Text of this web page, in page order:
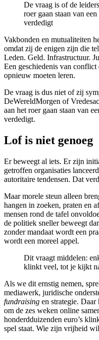
De vraag is of de
roer gaan staan van
verdedigt
Vakbonden en mutualiteiten
omdat zij de enigen zijn die
Leden. Geld. Infrastructuur.
Een geschiedenis van
opnieuw moeten leren.
De vraag is dus niet of zij
DeWereldMorgen of
aan het roer gaan staan van
verdedigt.
Lof is niet genoeg
Er beweegt al iets. Er zijn
getroffen organisaties
autoritaire tendensen. Dat
Maar morele steun alleen
hangen in zoeken, praten en
mensen rond de tafel
de politiek sneller beweegt
zonder mandaat wordt een
wordt een moreel appel.
Dit vraagt middelen:
klinkt veel, tot je kijkt
Als we dit ernstig nemen,
mediawerk, juridische
fundraising en strategie.
om de zes weken online
honderdduizenden euro’s
spel staat. Wie zijn vrijheid wil